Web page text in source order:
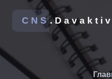
CNS